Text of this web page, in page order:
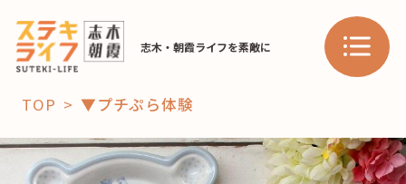
志木・朝霞ライフを素敵に
「コト」
TOP ▼プチぷら体験